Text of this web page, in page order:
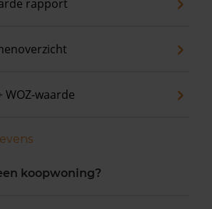
rapport
WOZ-waarde
koopwoning?